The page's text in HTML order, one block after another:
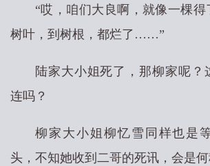
“哎，咱们大良啊，就像一棵得
树叶，到树根，都烂了……”
陆家大小姐死了，那柳家呢？
连吗？
柳家大小姐柳忆雪同样也是
头，不知她收到二哥的死讯，会是何